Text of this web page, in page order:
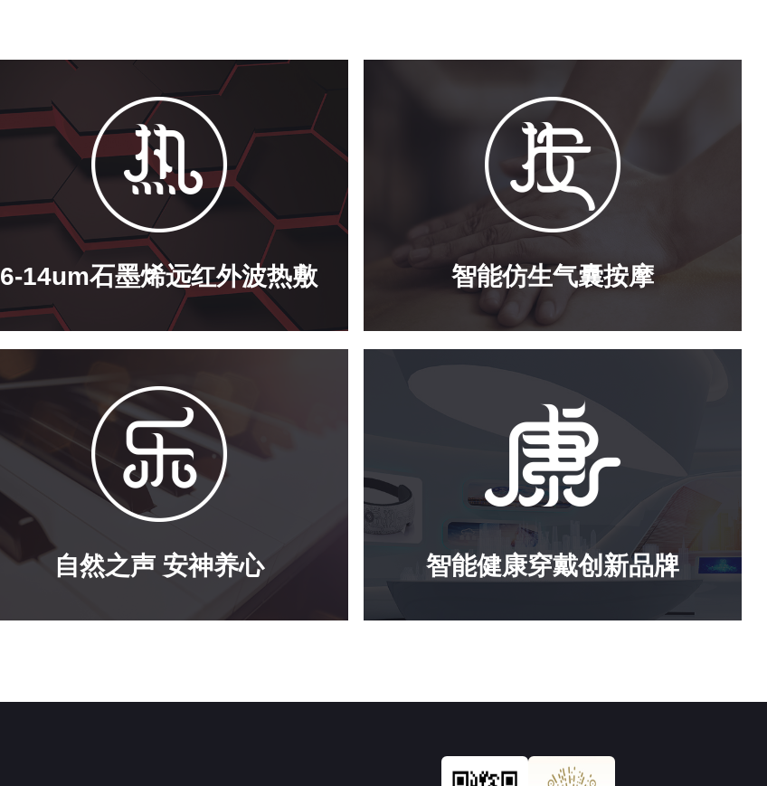
6-14um石墨烯远红外波热敷 智能仿生气囊按摩
自然之声 安神养心 智能健康穿戴创新品牌